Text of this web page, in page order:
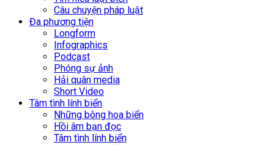
Câu chuyện pháp luật
Đa phương tiện
Longform
Infographics
Podcast
Phóng sự ảnh
Hải quân media
Short Video
Tâm tình lính biển
Những bông hoa biển
Hồi âm bạn đọc
Tâm tình lính biển